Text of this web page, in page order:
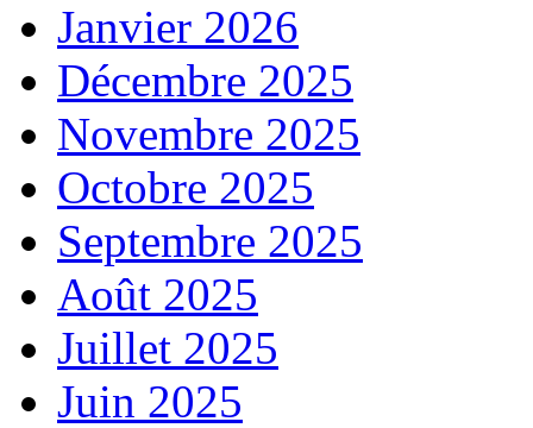
Janvier 2026
Décembre 2025
Novembre 2025
Octobre 2025
Septembre 2025
Août 2025
Juillet 2025
Juin 2025